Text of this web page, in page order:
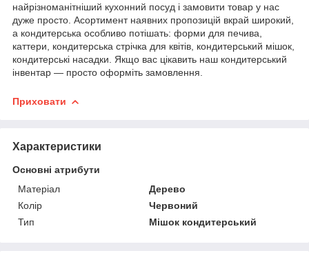
найрізноманітніший кухонний посуд і замовити товар у нас
дуже просто. Асортимент наявних пропозицій вкрай широкий,
а кондитерська особливо потішать: форми для печива,
каттери, кондитерська стрічка для квітів, кондитерський мішок,
кондитерські насадки. Якщо вас цікавить наш кондитерський
інвентар — просто оформіть замовлення.
Приховати
Характеристики
Основні атрибути
Матеріал
Дерево
Колір
Червоний
Тип
Мішок кондитерський